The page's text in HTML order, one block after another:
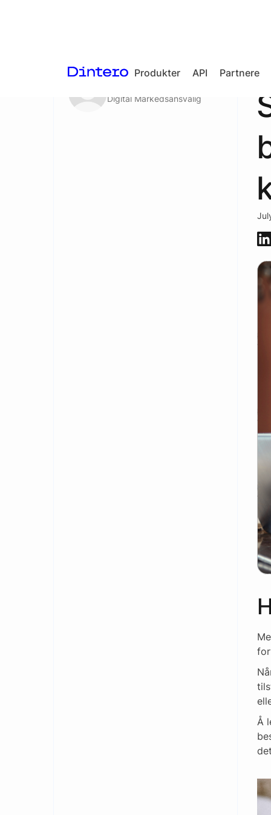
Produkter API Partnere
Aktuelt / Blogg
Digital Markedsansvalig
Å